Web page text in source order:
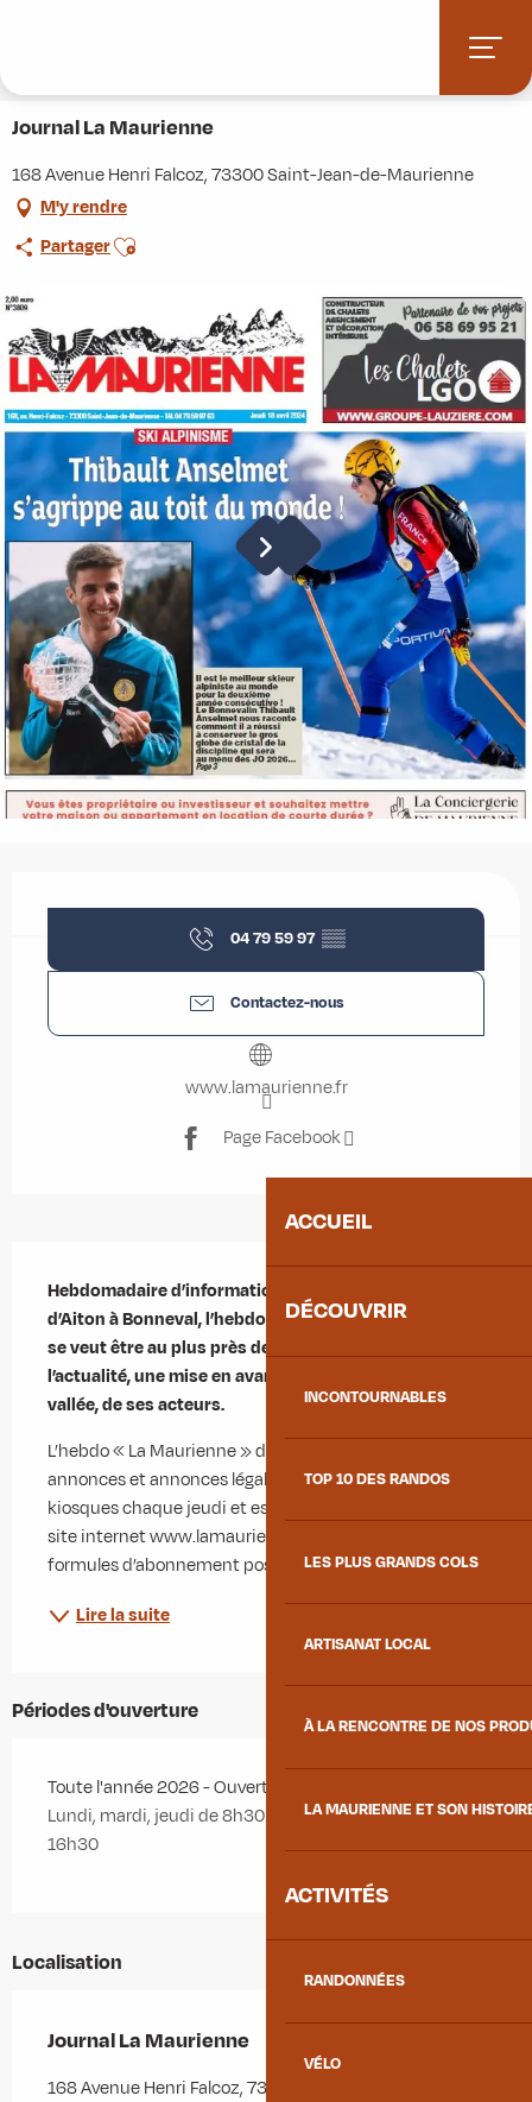
principal
ACCUEIL
DÉCOUVRIR
INCONTOURNABLES
TOP 10 DES RANDOS
LES PLUS GRANDS COLS
ARTISANAT LOCAL
À LA RENCONTRE DE NOS
LA MAURIENNE ET SON
ACTIVITÉS
RANDONNÉES
VÉLO
Journal La Maurienne
168 Avenue Henri Falcoz, 73300 Saint-Jean-de-Maurienne
M'y rendre
PartagerAjouter aux favoris
04 79 59 97 ▒▒
Contactez-nous
www.lamaurienne.fr
Page Facebook
Hebdomadaire d’informations générales locales,
d’Aiton à Bonneval, l’hebdomadaire « La Maurienne »
se veut être au plus près de ses lecteurs, avec, outre
l’actualité, une mise en avant du patrimoine de la
vallée, de ses acteurs.
L’hebdo « La Maurienne » diffuse également petites
annonces et annonces légales. Il est disponible en
kiosques chaque jeudi et est téléchargeable sur son
site internet www.lamaurienne.fr (différentes
formules d’abonnement possibles).
Lire la suite
Périodes d'ouverture
Toute l'année 2026 - Ouvert le lundi, le mardi, le jeudi
Lundi, mardi, jeudi de 8h30 à 11h30 et de 13h30 à
16h30
Localisation
Journal La Maurienne
168 Avenue Henri Falcoz, 73300 Saint-Jean-de-